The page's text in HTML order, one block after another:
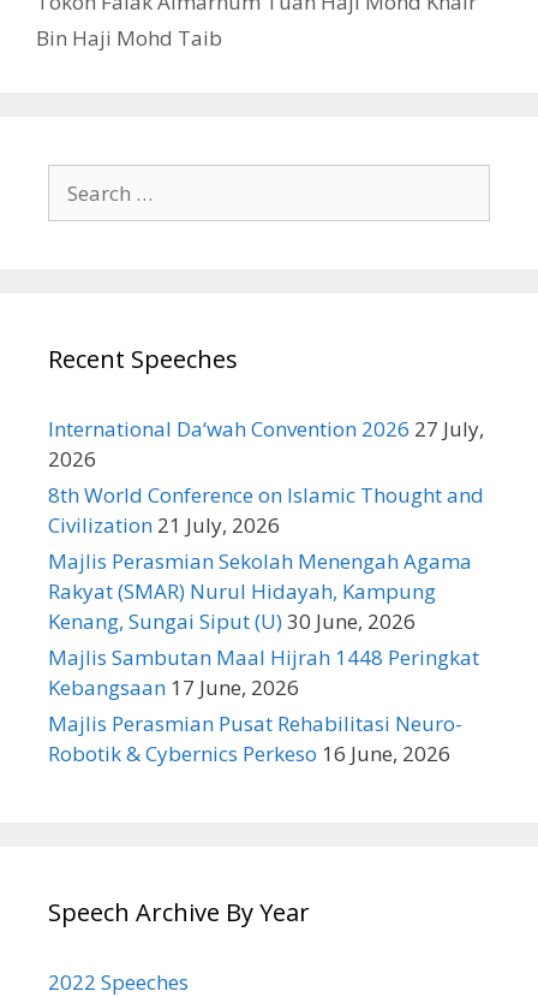
Bin Haji Mohd Taib
for:
Recent Speeches
International Da‘wah Convention 2026 27 July,
2026
8th World Conference on Islamic Thought and
Civilization 21 July, 2026
Majlis Perasmian Sekolah Menengah Agama
Rakyat (SMAR) Nurul Hidayah, Kampung
Kenang, Sungai Siput (U)30 June, 2026
Majlis Sambutan Maal Hijrah 1448 Peringkat
Kebangsaan 17 June, 2026
Majlis Perasmian Pusat Rehabilitasi Neuro-
Robotik & Cybernics Perkeso 16 June, 2026
Speech Archive By Year
2022 Speeches